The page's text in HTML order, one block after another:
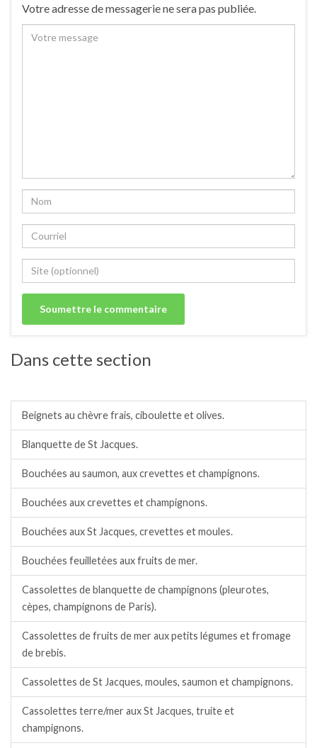
Votre adresse de messagerie ne sera pas publiée.
Dans cette section
Beignets au chèvre frais, ciboulette et olives.
Blanquette de St Jacques.
Bouchées au saumon, aux crevettes et champignons.
Bouchées aux crevettes et champignons.
Bouchées aux St Jacques, crevettes et moules.
Bouchées feuilletées aux fruits de mer.
Cassolettes de blanquette de champignons (pleurotes,
cèpes, champignons de Paris).
Cassolettes de fruits de mer aux petits légumes et fromage
de brebis.
Cassolettes de St Jacques, moules, saumon et champignons.
Cassolettes terre/mer aux St Jacques, truite et
champignons.